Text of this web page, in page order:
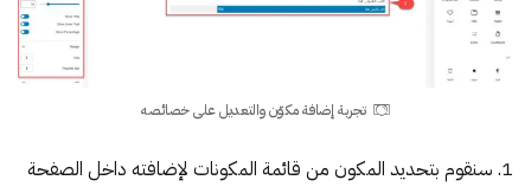
تجربة إضافة مكوّن والتعديل على خصائصه
سنقوم بتحديد المكون من قائمة المكونات لإضافته داخل الصفحة